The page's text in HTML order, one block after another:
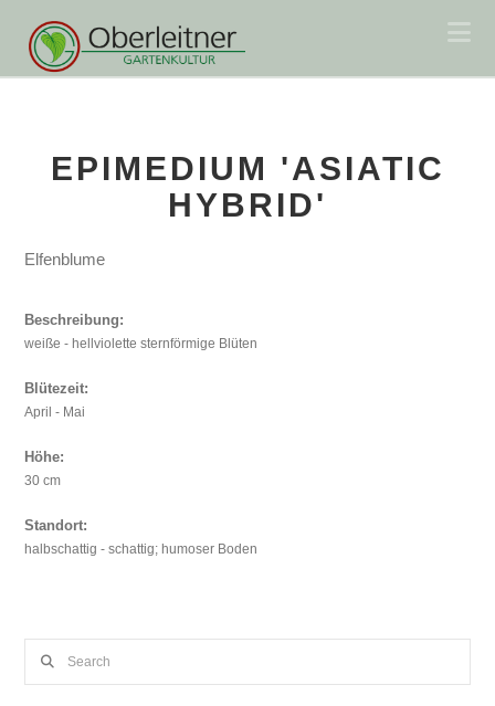
EPIMEDIUM 'ASIATIC
HYBRID'
Elfenblume
Beschreibung:
weiße - hellviolette sternförmige Blüten
Blütezeit:
April - Mai
Höhe:
30 cm
Standort:
halbschattig - schattig; humoser Boden